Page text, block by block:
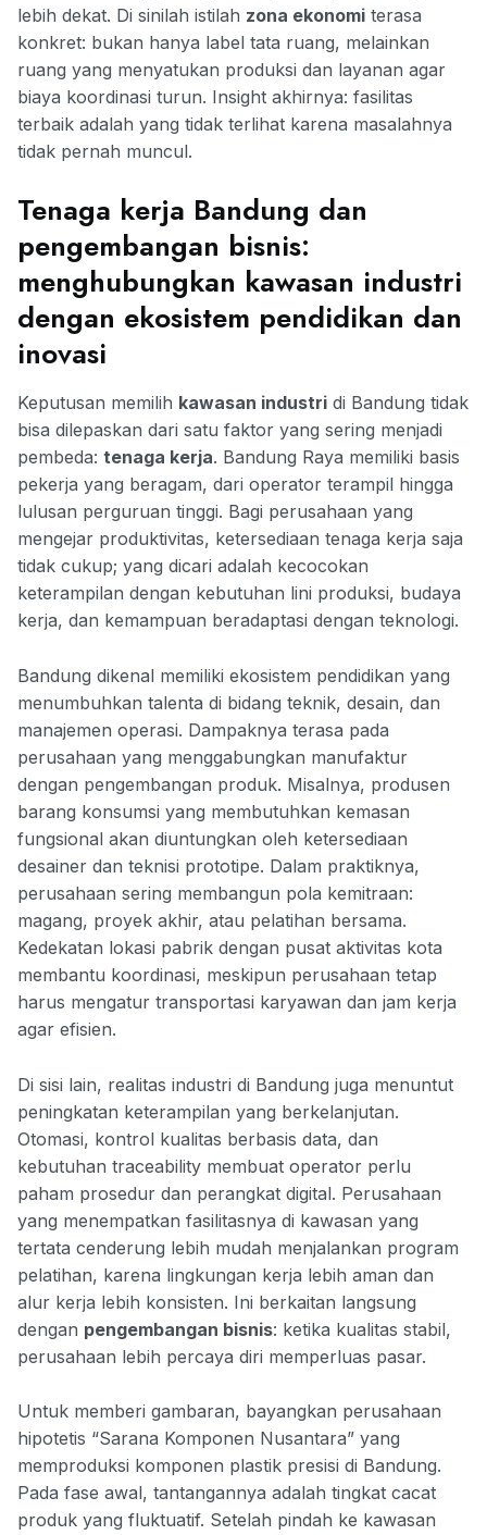
lebih dekat. Di sinilah istilah zona ekonomi terasa
konkret: bukan hanya label tata ruang, melainkan
ruang yang menyatukan produksi dan layanan agar
biaya koordinasi turun. Insight akhirnya: fasilitas
terbaik adalah yang tidak terlihat karena masalahnya
tidak pernah muncul.
Tenaga kerja Bandung dan
pengembangan bisnis:
menghubungkan kawasan industri
dengan ekosistem pendidikan dan
inovasi
Keputusan memilih kawasan industri di Bandung tidak
bisa dilepaskan dari satu faktor yang sering menjadi
pembeda: tenaga kerja. Bandung Raya memiliki basis
pekerja yang beragam, dari operator terampil hingga
lulusan perguruan tinggi. Bagi perusahaan yang
mengejar produktivitas, ketersediaan tenaga kerja saja
tidak cukup; yang dicari adalah kecocokan
keterampilan dengan kebutuhan lini produksi, budaya
kerja, dan kemampuan beradaptasi dengan teknologi.
Bandung dikenal memiliki ekosistem pendidikan yang
menumbuhkan talenta di bidang teknik, desain, dan
manajemen operasi. Dampaknya terasa pada
perusahaan yang menggabungkan manufaktur
dengan pengembangan produk. Misalnya, produsen
barang konsumsi yang membutuhkan kemasan
fungsional akan diuntungkan oleh ketersediaan
desainer dan teknisi prototipe. Dalam praktiknya,
perusahaan sering membangun pola kemitraan:
magang, proyek akhir, atau pelatihan bersama.
Kedekatan lokasi pabrik dengan pusat aktivitas kota
membantu koordinasi, meskipun perusahaan tetap
harus mengatur transportasi karyawan dan jam kerja
agar efisien.
Di sisi lain, realitas industri di Bandung juga menuntut
peningkatan keterampilan yang berkelanjutan.
Otomasi, kontrol kualitas berbasis data, dan
kebutuhan traceability membuat operator perlu
paham prosedur dan perangkat digital. Perusahaan
yang menempatkan fasilitasnya di kawasan yang
tertata cenderung lebih mudah menjalankan program
pelatihan, karena lingkungan kerja lebih aman dan
alur kerja lebih konsisten. Ini berkaitan langsung
dengan pengembangan bisnis: ketika kualitas stabil,
perusahaan lebih percaya diri memperluas pasar.
Untuk memberi gambaran, bayangkan perusahaan
hipotetis “Sarana Komponen Nusantara” yang
memproduksi komponen plastik presisi di Bandung.
Pada fase awal, tantangannya adalah tingkat cacat
produk yang fluktuatif. Setelah pindah ke kawasan